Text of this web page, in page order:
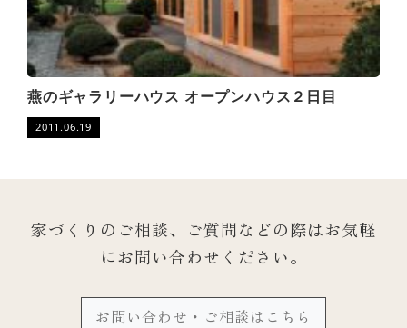
燕のギャラリーハウス オープンハウス２日目
2011.06.19
家づくりのご相談、ご質問などの際はお気軽
にお問い合わせください。
お問い合わせ・ご相談はこちら